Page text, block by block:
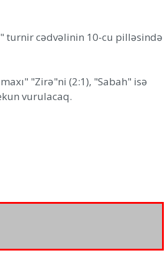
turnir cədvəlinin 10-cu pilləsində
"Zirə"ni (2:1), "Sabah" isə
vurulacaq.